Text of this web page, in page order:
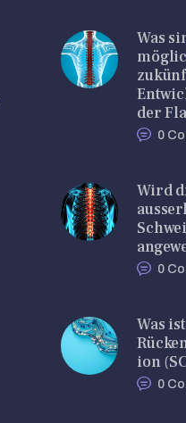
Was
der
0
Wird
0
Was ist
ion
0